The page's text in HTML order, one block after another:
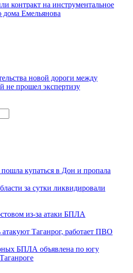
контракт на инструментальное
дома Емельянова
новой дороги между
не прошел экспертизу
купаться в Дон и пропала
за сутки ликвидировали
из-за атаки БПЛА
Таганрог, работает ПВО
БПЛА объявлена по югу